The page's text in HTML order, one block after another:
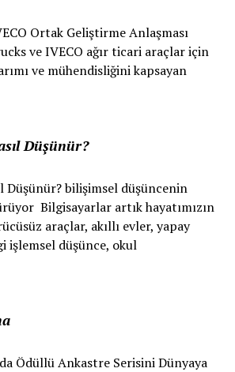
Ortak Geliştirme Anlaşması
ve IVECO ağır ticari araçlar için
ve mühendisliğini kapsayan
Düşünür?
Düşünür? bilişimsel düşüncenin
Bilgisayarlar artık hayatımızın
araçlar, akıllı evler, yapay
işlemsel düşünce, okul
Ödüllü Ankastre Serisini Dünyaya